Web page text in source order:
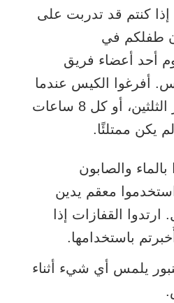
إذا كنتم قد تدربت على
طفلكم في
أحد أعضاء فريق
أفرغوا الكيس عندما
يكون ممتلئًا بمقدار الثلثين، أو كل 8 ساعات
يكن ممتلئًا.
بالماء والصابون
معقم يدين
القفازات إذا
باستخدامها.
يلمس أي شيء أثناء